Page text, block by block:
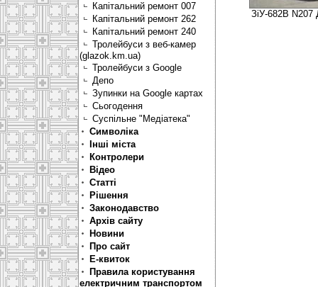
Капітальний ремонт 007
Капітальний ремонт 262
Капітальний ремонт 240
Тролейбуси з веб-камер
(glazok.km.ua)
Тролейбуси з Google
Депо
Зупинки на Google картах
Сьогодення
Суспільне "Медіатека"
Символіка
Інші міста
Контролери
Відео
Статті
Рішення
Законодавство
Архів сайту
Новини
Про сайт
Е-квиток
Правила користування
електричним транспортом
ЗіУ-682В N207